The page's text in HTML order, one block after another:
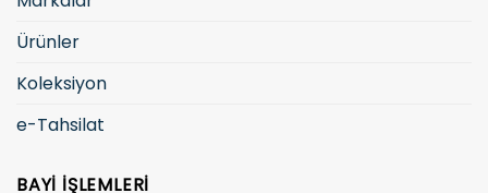
Ürünler
Koleksiyon
e-Tahsilat
BAYI İŞLEMLERI